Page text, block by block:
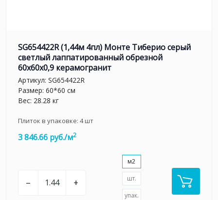
SG654422R (1,44м 4пл) Монте Тиберио серый
светлый лаппатированный обрезной
60x60x0,9 керамогранит
Артикул: SG654422R
Размер: 60*60 см
Вес: 28.28 кг
Плиток в упаковке: 4шт
3 846.66 руб./м2
– +
м2
шт.
упак.